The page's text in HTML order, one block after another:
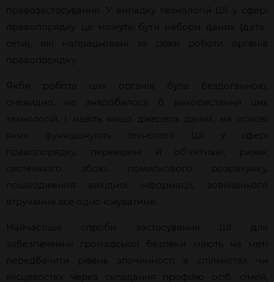
правозастосування. У випадку технологій ШІ
сфері
правопорядку це можуть бути набори даних (дата-
сети), які напрацьовані за роки роботи органів
правопорядку.
Якби робота цих органів була бездоганною,
очевидно, не знадобилося б використання цих
технологій. І навіть якщо джерела даних, на основі
яких функціонують технології ШІ у сфері
правопорядку, перевірені й об’єктивні, ризик
системного збою, помилкового розрахунку,
пошкодження вихідної інформації, зовнішнього
втручання все одно існуватиме.
Найчастіше спроби застосування ШІ для
забезпечення громадської безпеки мають на меті
передбачити рівень злочинності в
спільнотах чи
місцевостях через складання профілю осіб, сімей,